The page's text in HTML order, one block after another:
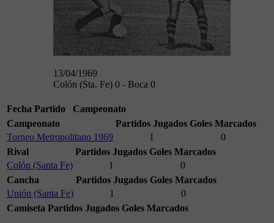
13/04/1969
Colón (Sta. Fe) 0 - Boca 0
Fecha Partido
Campeonato
Campeonato
Partidos Jugados Goles Marcados
Torneo Metropolitano 1969
1
0
Rival
Partidos Jugados Goles Marcados
Colón (Santa Fe)
1
0
Cancha
Partidos Jugados Goles Marcados
Unión (Santa Fe)
1
0
Camiseta Partidos Jugados Goles Marcados